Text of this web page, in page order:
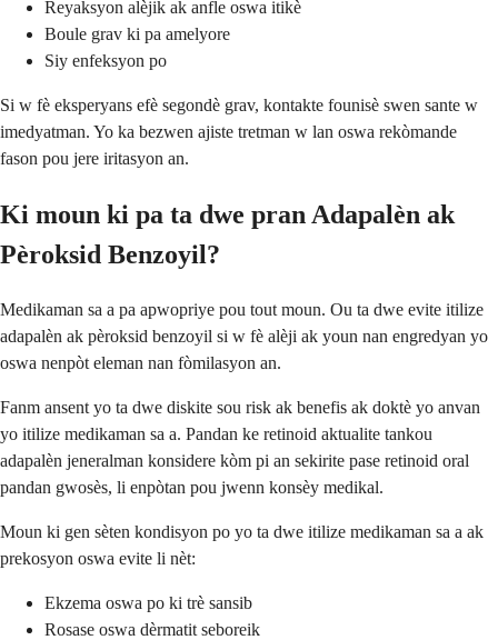
Reyaksyon alèjik ak anfle oswa itikè
Boule grav ki pa amelyore
Siy enfeksyon po
Si w fè eksperyans efè segondè grav, kontakte founisè swen sante w
imedyatman. Yo ka bezwen ajiste tretman w lan oswa rekòmande
fason pou jere iritasyon an.
Ki moun ki pa ta dwe pran Adapalèn ak
Pèroksid Benzoyil?
Medikaman sa a pa apwopriye pou tout moun. Ou ta dwe evite itilize
adapalèn ak pèroksid benzoyil si w fè alèji ak youn nan engredyan yo
oswa nenpòt eleman nan fòmilasyon an.
Fanm ansent yo ta dwe diskite sou risk ak benefis ak doktè yo anvan
yo itilize medikaman sa a. Pandan ke retinoid aktualite tankou
adapalèn jeneralman konsidere kòm pi an sekirite pase retinoid oral
pandan gwosès, li enpòtan pou jwenn konsèy medikal.
Moun ki gen sèten kondisyon po yo ta dwe itilize medikaman sa a ak
prekosyon oswa evite li nèt:
Ekzema oswa po ki trè sansib
Rosase oswa dèrmatit seboreik